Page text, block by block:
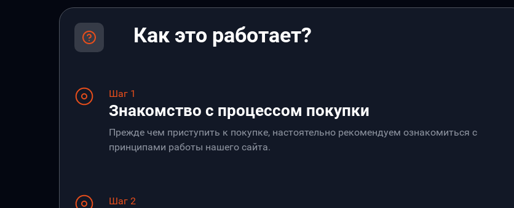
Как это работает?
Шаг 1
Знакомство с процессом покупки
Прежде чем приступить к покупке, настоятельно рекомендуем ознакомиться с
принципами работы нашего сайта.
Шаг 2